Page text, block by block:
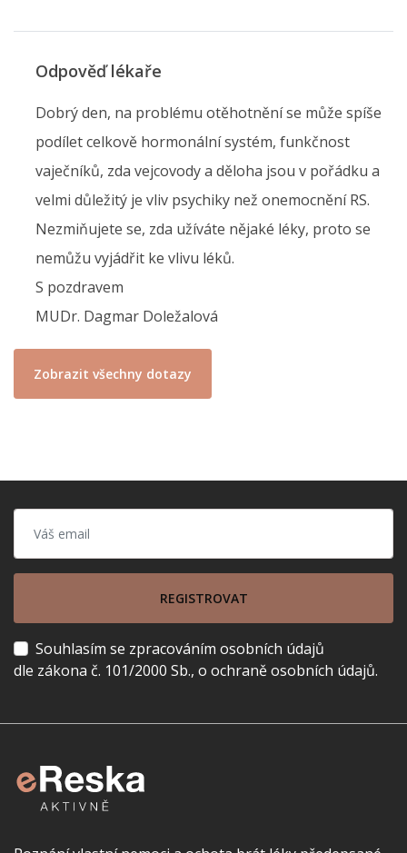
Odpověď lékaře
Dobrý den, na problému otěhotnění se může spíše
podílet celkově hormonální systém, funkčnost
vaječníků, zda vejcovody a děloha jsou v pořádku a
velmi důležitý je vliv psychiky než onemocnění RS.
Nezmiňujete se, zda užíváte nějaké léky, proto se
nemůžu vyjádřit ke vlivu léků.
S pozdravem
MUDr. Dagmar Doležalová
Zobrazit všechny dotazy
REGISTROVAT
Souhlasím se zpracováním osobních údajů
dle zákona č. 101/2000 Sb., o ochraně osobních údajů.